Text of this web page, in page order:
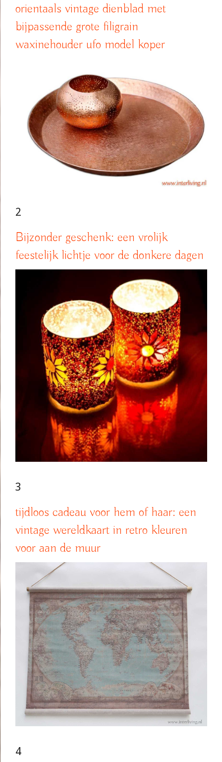
orientaals vintage dienblad met
bijpassende grote filigrain
waxinehouder ufo model koper
2
Bijzonder geschenk: een vrolijk
feestelijk lichtje voor de donkere dagen
3
tijdloos cadeau voor hem of haar: een
vintage wereldkaart in retro kleuren
voor aan de muur
4